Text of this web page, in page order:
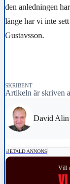
den anledningen
länge har vi inte
Gustavsson.
SKRIBENT
Artikeln är skriven
David Alin
BETALD ANNONS